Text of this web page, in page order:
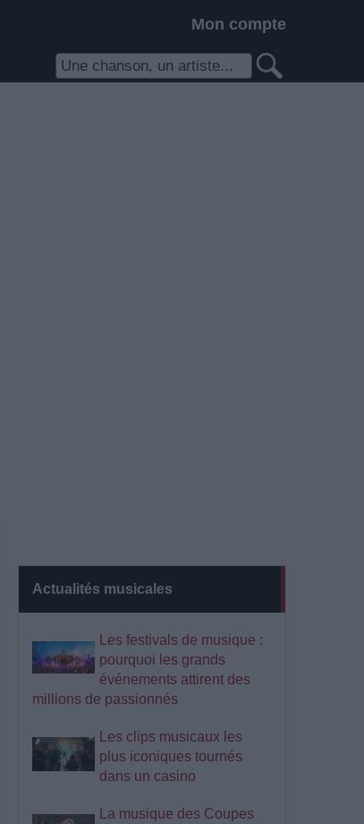
Mon compte
Actualités musicales
Les festivals de musique :
pourquoi les grands
événements attirent des
millions de passionnés
Les clips musicaux les
plus iconiques tournés
dans un casino
La musique des Coupes